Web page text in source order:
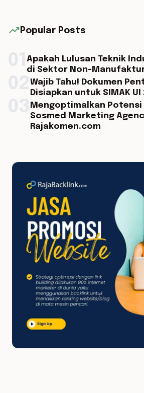
trending_up Popular Posts
Apakah Lulusan Teknik
di Sektor Non-
Wajib Tahu! Dokumen
Disiapkan untuk SIMAK UI
Mengoptimalkan Potensi
Sosmed Marketing
Rajakomen.com